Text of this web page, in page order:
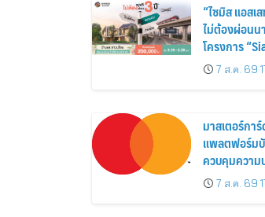
“ไซมิส แอสเ
ไม่ต้องผ่อนน
โครงการ
Siamese
ส่วนลดและสิ
7 ส.ค. 69
มาสเตอร์กา
แพลตฟอร์ม
ควบคุมควา
7 ส.ค. 69